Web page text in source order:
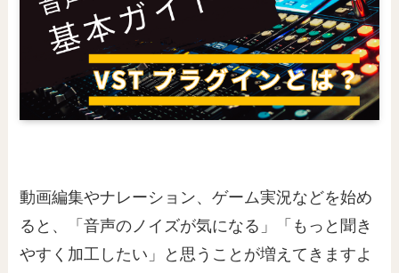
動画編集やナレーション、ゲーム実況などを始め
ると、「音声のノイズが気になる」「もっと聞き
やすく加工したい」と思うことが増えてきますよ